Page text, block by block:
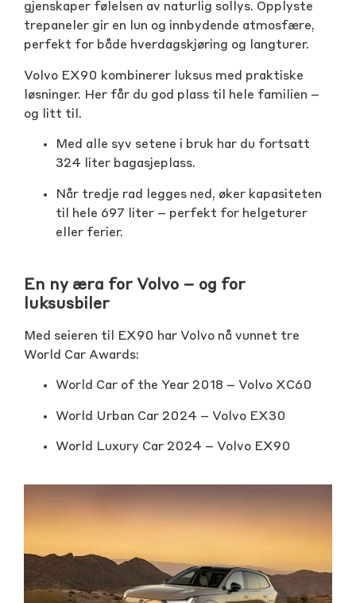
gjenskaper følelsen av naturlig sollys. Opplyste
trepaneler gir en lun og innbydende atmosfære,
perfekt for både hverdagskjøring og langturer.
Volvo EX90 kombinerer luksus med praktiske
løsninger. Her får du god plass til hele familien –
og litt til.
Med alle syv setene i bruk har du fortsatt
324 liter bagasjeplass.
Når tredje rad legges ned, øker kapasiteten
til hele 697 liter – perfekt for helgeturer
eller ferier.
En ny æra for Volvo – og for
luksusbiler
Med seieren til EX90 har Volvo nå vunnet tre
World Car Awards:
World Car of the Year 2018 – Volvo XC60
World Urban Car 2024 – Volvo EX30
World Luxury Car 2024 – Volvo EX90